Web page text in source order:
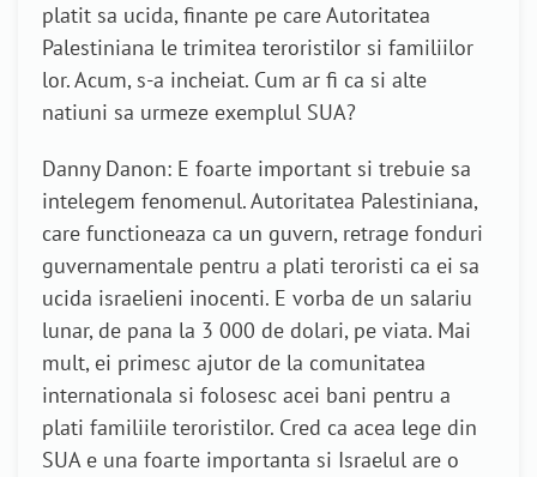
platit sa ucida, finante pe care Autoritatea
Palestiniana le trimitea teroristilor si familiilor
lor. Acum, s-a incheiat. Cum ar fi ca si alte
natiuni sa urmeze exemplul SUA?
Danny Danon: E foarte important si trebuie sa
intelegem fenomenul. Autoritatea Palestiniana,
care functioneaza ca un guvern, retrage fonduri
guvernamentale pentru a plati teroristi ca ei sa
ucida israelieni inocenti. E vorba de un salariu
lunar, de pana la 3 000 de dolari, pe viata. Mai
mult, ei primesc ajutor de la comunitatea
internationala si folosesc acei bani pentru a
plati familiile teroristilor. Cred ca acea lege din
SUA e una foarte importanta si Israelul are o